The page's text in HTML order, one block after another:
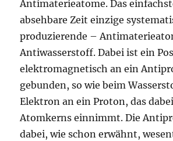
Antimaterieatome. Das
absehbare Zeit einzige
produzierende –
Antiwasserstoff. Dabei ist ein
elektromagnetisch an ein
gebunden, so wie beim
Elektron an ein Proton, das
Atomkerns einnimmt. Die
dabei, wie schon erwähnt,